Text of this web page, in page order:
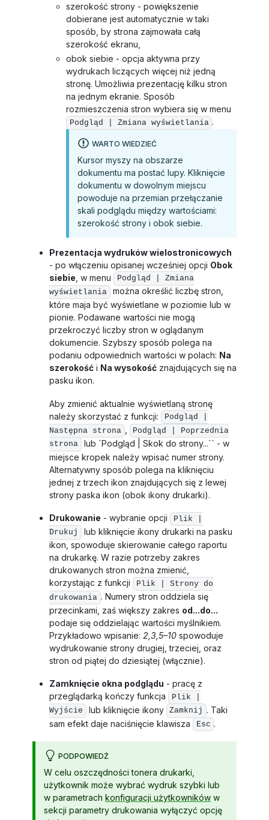
szerokość strony - powiększenie
dobierane jest automatycznie w taki
sposób, by strona zajmowała całą
szerokość ekranu,
obok siebie - opcja aktywna przy
wydrukach liczących więcej niż jedną
stronę. Umożliwia prezentację kilku stron
na jednym ekranie. Sposób
rozmieszczenia stron wybiera się w menu
Podgląd | Zmiana wyświetlania .
WARTO WIEDZIEĆ
Kursor myszy na obszarze
dokumentu ma postać lupy. Kliknięcie
dokumentu w dowolnym miejscu
powoduje na przemian przełączanie
skali podglądu między wartościami:
szerokość strony i obok siebie.
Prezentacja wydruków wielostronicowych
- po włączeniu opisanej wcześniej opcji Obok
siebie , w menu
Podgląd | Zmiana
wyświetlania
można określić liczbę stron,
które maja być wyświetlane w poziomie lub w
pionie. Podawane wartości nie mogą
przekroczyć liczby stron w oglądanym
dokumencie. Szybszy sposób polega na
podaniu odpowiednich wartości w polach: Na
szerokość i Na wysokość znajdujących się na
pasku ikon.
Aby zmienić aktualnie wyświetlaną stronę
należy skorzystać z funkcji:
Podgląd |
Następna strona
Podgląd | Poprzednia
strona
lub `Podgląd | Skok do strony...`` - w
miejsce kropek należy wpisać numer strony.
Alternatywny sposób polega na kliknięciu
jednej z trzech ikon znajdujących się z lewej
strony paska ikon (obok ikony drukarki).
Drukowanie - wybranie opcji
Plik |
Drukuj
lub kliknięcie ikony drukarki na pasku
ikon, spowoduje skierowanie całego raportu
na drukarkę. W razie potrzeby zakres
drukowanych stron można zmienić,
korzystając z funkcji
Plik | Strony do
drukowania . Numery stron oddziela się
przecinkami, zaś większy zakres od...do...
podaje się oddzielając wartości myślnikiem.
Przykładowo wpisanie: 2,3,5–10 spowoduje
wydrukowanie strony drugiej, trzeciej, oraz
stron od piątej do dziesiątej (włącznie).
Zamknięcie okna podglądu - pracę z
przeglądarką kończy funkcja
Plik |
Wyjście
lub kliknięcie ikony Zamknij . Taki
sam efekt daje naciśnięcie klawisza
Esc .
PODPOWIEDŻ
W celu oszczędności tonera drukarki,
użytkownik może wybrać wydruk szybki lub
w parametrach konfiguracji użytkowników w
sekcji parametry drukowania wyłączyć opcję